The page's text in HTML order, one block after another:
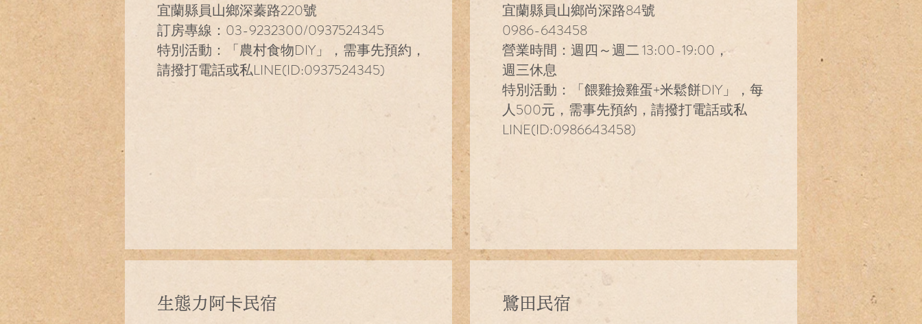
宜蘭縣員山鄉深蓁路220號
訂房專線：03-9232300/0937524345
特別活動：「農村食物DIY」，需事先預約，
請撥打電話或私LINE(ID:0937524345)
生態力阿卡民宿
宜蘭縣員山鄉尚深路84號
0986-643458
營業時間：週四～週二 13:00-19:00，
週三休息
特別活動：「餵雞撿雞蛋+米鬆餅DIY」，每
人500元，需事先預約，請撥打電話或私
LINE(ID:0986643458)
鷺田民宿